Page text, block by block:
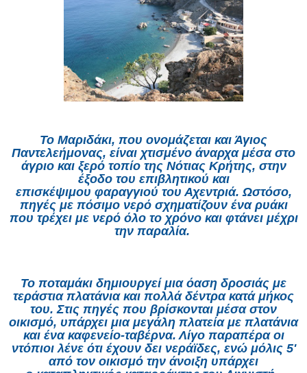
Το Μαριδάκι, που ονομάζεται και Άγιος
Παντελεήμονας, είναι χτισμένο άναρχα μέσα στο
άγριο και ξερό τοπίο της Νότιας Κρήτης, στην
έξοδο του επιβλητικού και
επισκέψιμου φαραγγιού του Αχεντριά. Ωστόσο,
πηγές με πόσιμο νερό σχηματίζουν ένα ρυάκι
που τρέχει με νερό όλο το χρόνο και φτάνει μέχρι
την παραλία.
Το ποταμάκι δημιουργεί μια όαση δροσιάς με
τεράστια πλατάνια και πολλά δέντρα κατά μήκος
του. Στις πηγές που βρίσκονται μέσα στον
οικισμό, υπάρχει μια μεγάλη πλατεία με πλατάνια
και ένα καφενείο-ταβέρνα. Λίγο παραπέρα οι
ντόπιοι λένε ότι έχουν δει νεράϊδες, ενώ μόλις 5'
από τον οικισμό την άνοιξη υπάρχει